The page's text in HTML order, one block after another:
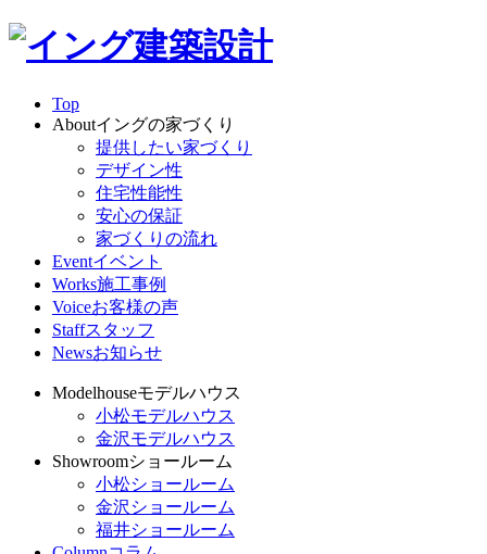
Top
Aboutイングの家づくり
提供したい家づくり
デザイン性
住宅性能性
安心の保証
家づくりの流れ
Eventイベント
Works施工事例
Voiceお客様の声
Staffスタッフ
Newsお知らせ
Modelhouseモデルハウス
小松モデルハウス
金沢モデルハウス
Showroomショールーム
小松ショールーム
金沢ショールーム
福井ショールーム